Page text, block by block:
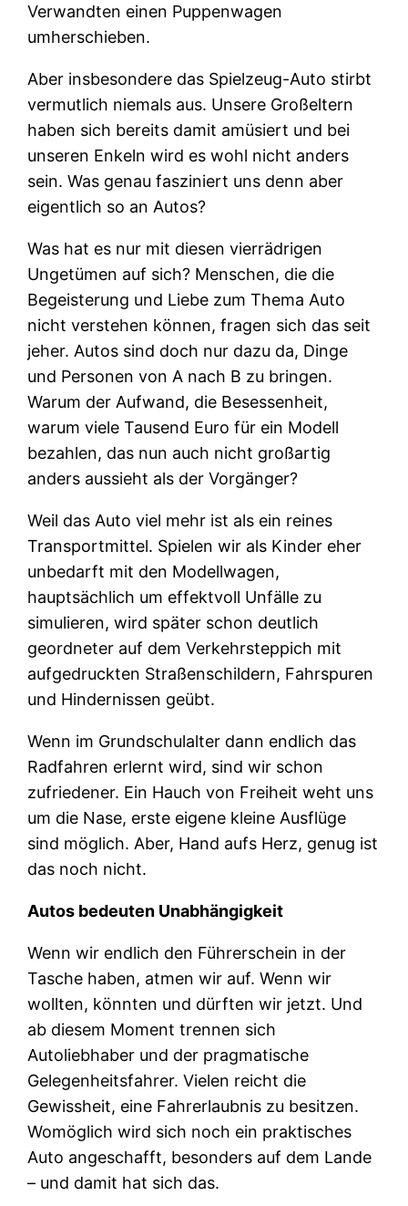
Verwandten einen Puppenwagen
umherschieben.
Aber insbesondere das Spielzeug-Auto stirbt
vermutlich niemals aus. Unsere Großeltern
haben sich bereits damit amüsiert und bei
unseren Enkeln wird es wohl nicht anders
sein. Was genau fasziniert uns denn aber
eigentlich so an Autos?
Was hat es nur mit diesen vierrädrigen
Ungetümen auf sich? Menschen, die die
Begeisterung und Liebe zum Thema Auto
nicht verstehen können, fragen sich das seit
jeher. Autos sind doch nur dazu da, Dinge
und Personen von A nach B zu bringen.
Warum der Aufwand, die Besessenheit,
warum viele Tausend Euro für ein Modell
bezahlen, das nun auch nicht großartig
anders aussieht als der Vorgänger?
Weil das Auto viel mehr ist als ein reines
Transportmittel. Spielen wir als Kinder eher
unbedarft mit den Modellwagen,
hauptsächlich um effektvoll Unfälle zu
simulieren, wird später schon deutlich
geordneter auf dem Verkehrsteppich mit
aufgedruckten Straßenschildern, Fahrspuren
und Hindernissen geübt.
Wenn im Grundschulalter dann endlich das
Radfahren erlernt wird, sind wir schon
zufriedener. Ein Hauch von Freiheit weht uns
um die Nase, erste eigene kleine Ausflüge
sind möglich. Aber, Hand aufs Herz, genug ist
das noch nicht.
Autos bedeuten Unabhängigkeit
Wenn wir endlich den Führerschein in der
Tasche haben, atmen wir auf. Wenn wir
wollten, könnten und dürften wir jetzt. Und
ab diesem Moment trennen sich
Autoliebhaber und der pragmatische
Gelegenheitsfahrer. Vielen reicht die
Gewissheit, eine Fahrerlaubnis zu besitzen.
Womöglich wird sich noch ein praktisches
Auto angeschafft, besonders auf dem Lande
– und damit hat sich das.